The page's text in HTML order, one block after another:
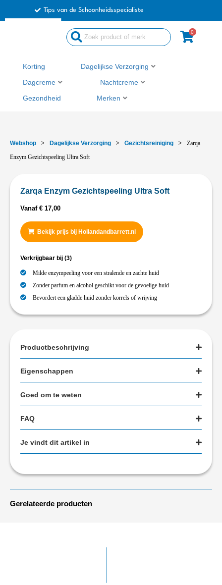
Tips van de Schoonheidsspecialiste
0
Korting Dagelijkse Verzorging
Dagcreme Nachtcreme
Gezondheid Merken
Webshop > Dagelijkse Verzorging > Gezichtsreiniging >
Zarqa
Enzym Gezichtspeeling Ultra Soft
Zarqa Enzym Gezichtspeeling Ultra Soft
Vanaf € 17,00
Bekijk prijs bij Hollandandbarrett.nl
Verkrijgbaar bij (3)
Milde enzympeeling voor een stralende en zachte huid
Zonder parfum en alcohol geschikt voor de gevoelige huid
Bevordert een gladde huid zonder korrels of wrijving
Productbeschrijving
Eigenschappen
Goed om te weten
FAQ
Je vindt dit artikel in
Gerelateerde producten